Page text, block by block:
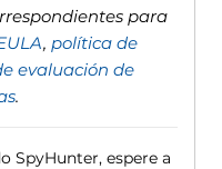
para
, política de
evaluación de
.
SpyHunter, espere a